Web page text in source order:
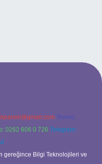
Teams:
0262 606 0 726 Telegram:
gereğince Bilgi Teknolojileri ve